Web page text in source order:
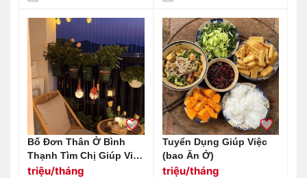
Bố Đơn Thân Ở Bình
Thạnh Tìm Chị Giúp Việc
Ở Lại
triệu/tháng
Tuyển Dụng Giúp Việc
(bao Ăn Ở)
triệu/tháng